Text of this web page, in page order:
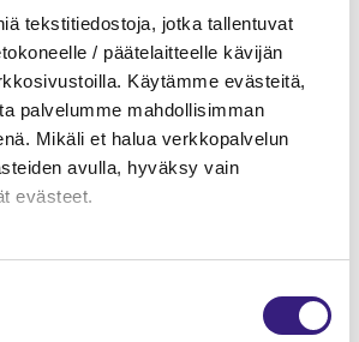
tekstitiedostoja, jotka tallentuvat
/ päätelaitteelle kävijän
Käytämme evästeitä,
palvelumme mahdollisimman
Mikäli et halua verkkopalvelun
avulla, hyväksy vain
evästeet.
- kirjanpito ja